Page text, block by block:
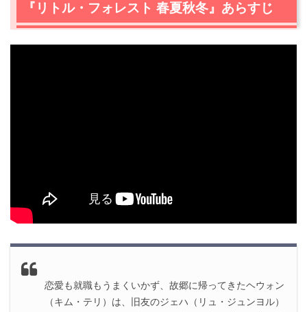
『リトル・フォレスト 春夏秋冬』あらすじ
恋愛も就職もうまくいかず、故郷に帰ってきたヘウォン
（キム・テリ）は、旧友のジェハ（リュ・ジュンヨル）